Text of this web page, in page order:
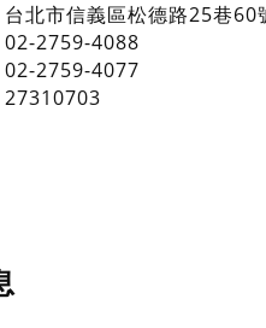
北市信義區松德路25巷60
02-2759-4088
02-2759-4077
27310703